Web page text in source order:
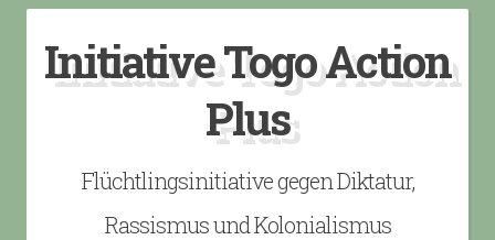
content
Initiative Togo Action
Plus
Flüchtlingsinitiative gegen Diktatur,
Rassismus und Kolonialismus